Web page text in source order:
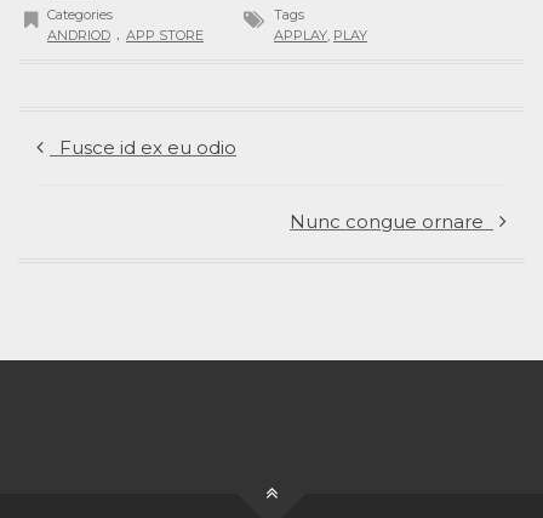
Categories
ANDRIOD . APP STORE
Tags
APPLAY, PLAY
Fusce id ex eu odio
Nunc congue ornare